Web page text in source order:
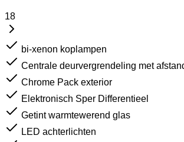
18
bi-xenon koplampen
Centrale deurvergrendeling met
Chrome Pack exterior
Elektronisch Sper Differentieel
Getint warmtewerend glas
LED achterlichten